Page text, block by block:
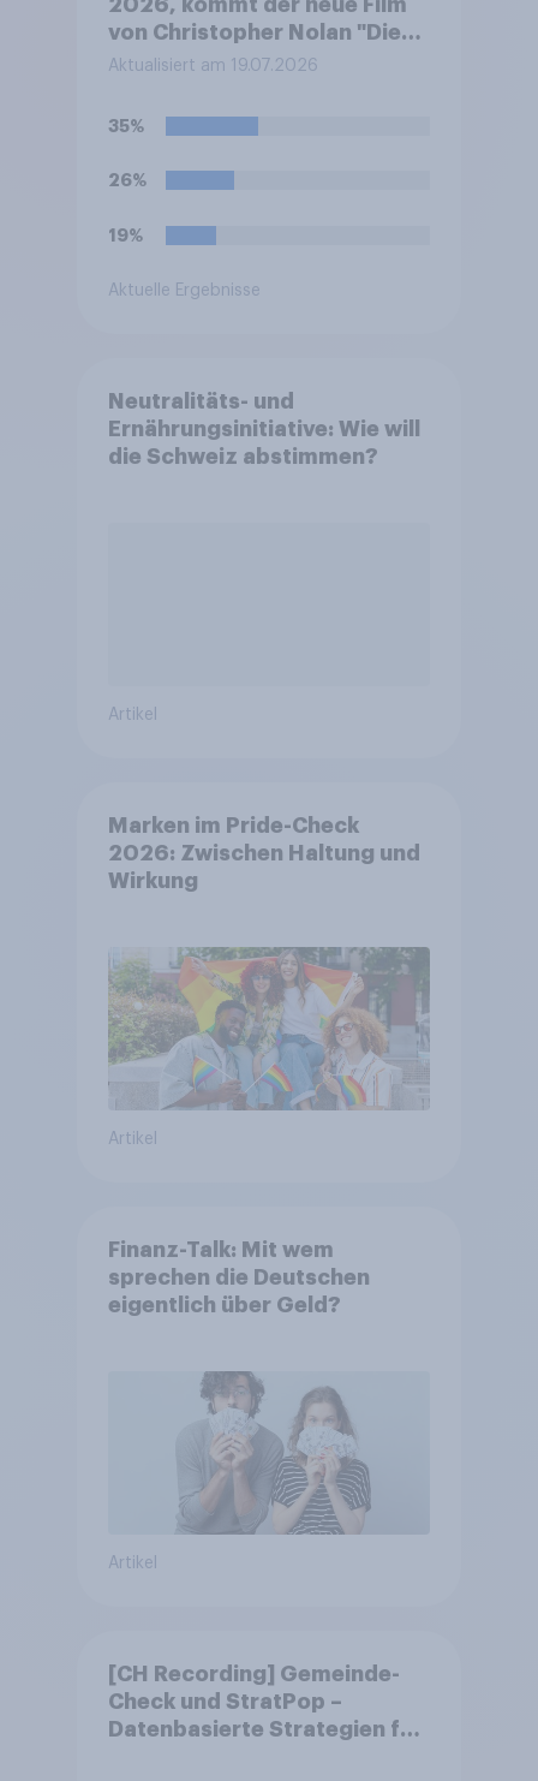
2026, kommt der neue Film
von Christopher Nolan "Die
Odyssee" in die deutschen
Schauspielern Matt Damon,
Anne Hathaway und Tom
Holland. Haben Sie vor, den
Aktualisiert am 19.07.2026
35%
26%
19%
Aktuelle Ergebnisse
Neutralitäts- und
Ernährungsinitiative: Wie will
die Schweiz abstimmen?
Artikel
Marken im Pride-Check
2026: Zwischen Haltung und
Wirkung
Artikel
Finanz-Talk: Mit wem
sprechen die Deutschen
eigentlich über Geld?
Artikel
[CH Recording] Gemeinde-
Check und StratPop –
Datenbasierte Strategien für